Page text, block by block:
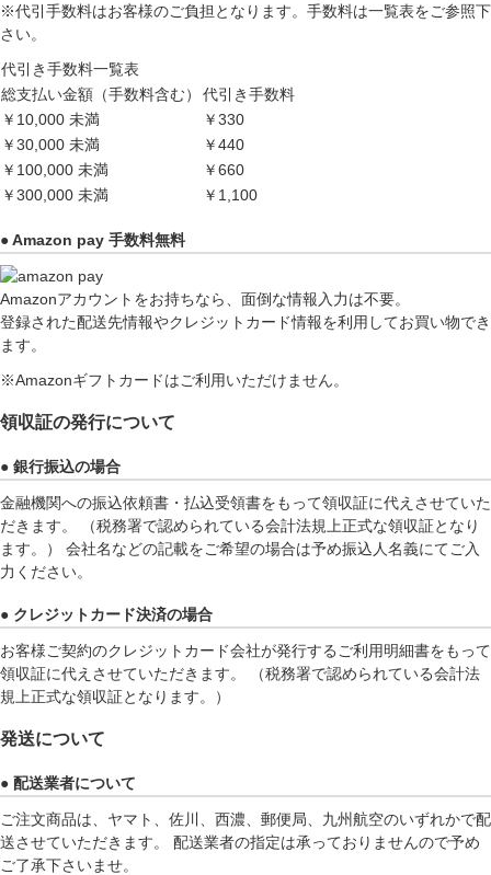
※代引手数料はお客様のご負担となります。手数料は一覧表をご参照下
さい。
代引き手数料一覧表
総支払い金額（手数料含む）
代引き手数料
￥10,000 未満
￥330
￥30,000 未満
￥440
￥100,000 未満
￥660
￥300,000 未満
￥1,100
● Amazon pay 手数料無料
Amazonアカウントをお持ちなら、面倒な情報入力は不要。
登録された配送先情報やクレジットカード情報を利用してお買い物でき
ます。
※Amazonギフトカードはご利用いただけません。
領収証の発行について
● 銀行振込の場合
金融機関への振込依頼書・払込受領書をもって領収証に代えさせていた
だきます。 （税務署で認められている会計法規上正式な領収証となり
ます。） 会社名などの記載をご希望の場合は予め振込人名義にてご入
力ください。
● クレジットカード決済の場合
お客様ご契約のクレジットカード会社が発行するご利用明細書をもって
領収証に代えさせていただきます。 （税務署で認められている会計法
規上正式な領収証となります。）
発送について
● 配送業者について
ご注文商品は、ヤマト、佐川、西濃、郵便局、九州航空のいずれかで配
送させていただきます。 配送業者の指定は承っておりませんので予め
ご了承下さいませ。